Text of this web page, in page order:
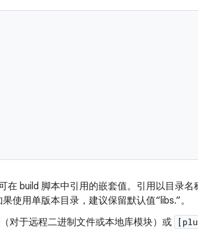
build 脚本中引用的嵌套值。引用以目录名
使用单版本目录，建议保留默认值“libs.”。
（对于远程二进制文件或本地库模块）或